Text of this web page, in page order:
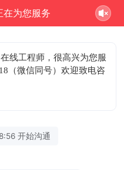
为您服务
线工程师，很高兴为您服
（微信同号）欢迎致电咨
开始沟通